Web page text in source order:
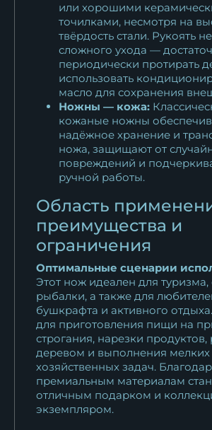
или хорошими
точилками, несмотря на
твёрдость стали. Рукоять
сложного ухода —
периодически протирать
использовать
масло для сохранения
Ножны — кожа:
кожаные ножны
надёжное хранение и
ножа, защищают от
повреждений и
ручной работы.
Область
преимущества и
ограничения
Оптимальные сценарии
Этот нож идеален для туризма,
рыбалки, а также для
бушкрафта и активного
для приготовления пищи на
строгания, нарезки продуктов,
деревом и выполнения мелких
хозяйственных задач.
премиальным материалам
отличным подарком и
экземпляром.